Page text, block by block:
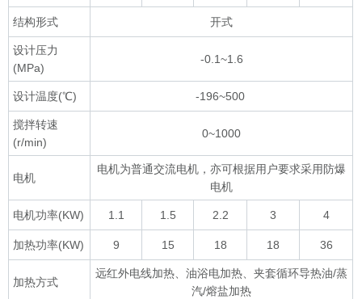
结构形式 开式
设计压力
(MPa)
-0.1~1.6
设计温度(℃) -196~500
搅拌转速
(r/min)
0~1000
电机
电机为普通交流电机，亦可根据用户要求采用防爆
电机
电机功率(KW) 1.1 1.5 2.2 3 4
加热功率(KW) 9 15 18 18 36
加热方式
远红外电线加热、油浴电加热、夹套循环导热油/蒸
汽/熔盐加热